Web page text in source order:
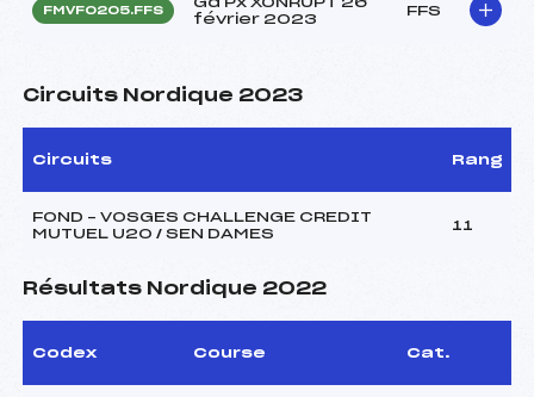
FMVF0205.FFS
février 2023
FFS
Circuits Nordique 2023
Circuits Rang
FOND – VOSGES CHALLENGE CREDIT
MUTUEL U20 / SEN DAMES
11
Résultats Nordique 2022
Codex Course Cat.